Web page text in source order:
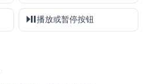
⏯️播放或暂停按钮